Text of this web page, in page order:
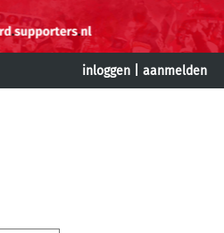
inloggen aanmelden